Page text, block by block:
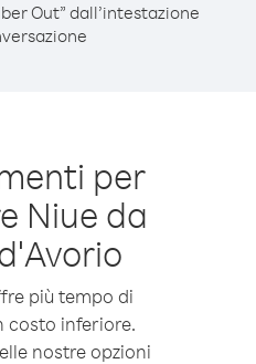
Out” dall’intestazione
per
Niue da
più tempo di
costo inferiore.
nostre opzioni